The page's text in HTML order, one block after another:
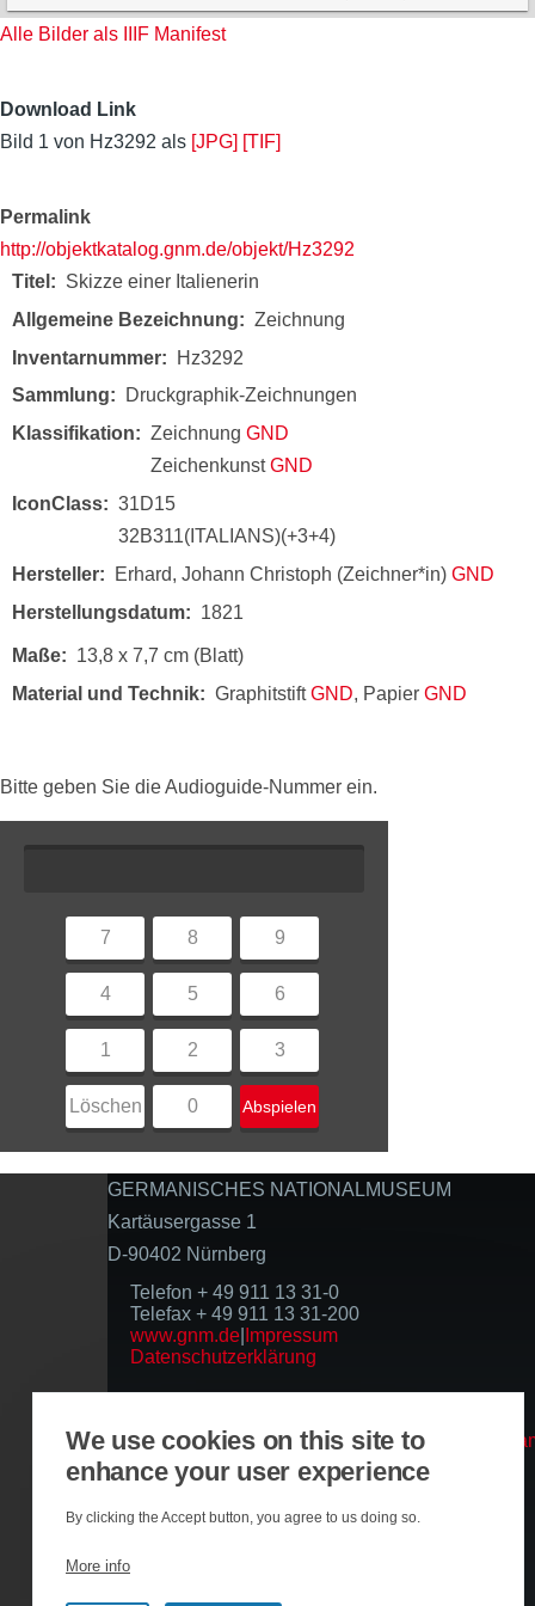
Alle Bilder als IIIF Manifest
Download Link
Bild 1 von Hz3292 als [JPG] [TIF]
Permalink
http://objektkatalog.gnm.de/objekt/Hz3292
Titel
Skizze einer Italienerin
Allgemeine Bezeichnung
Zeichnung
Inventarnummer
Hz3292
Sammlung
Druckgraphik-Zeichnungen
Klassifikation
Zeichnung GND
ZeichenkunstGND
IconClass
31D15
32B311(ITALIANS)(+3+4)
Hersteller
Erhard, Johann Christoph (Zeichner*in) GND
Herstellungsdatum
1821
Maße
13,8 x 7,7 cm (Blatt)
Material und Technik
GraphitstiftGND, Papier GND
Bitte geben Sie die Audioguide-Nummer ein.
7 8 9
4 5 6
1 2 3
Löschen 0 Abspielen
GERMANISCHES NATIONALMUSEUM
Kartäusergasse 1
D-90402 Nürnberg
Telefon + 49 911 13 31-0
Telefax + 49 911 13 31-200
www.gnm.de Impressum
Datenschutzerklärung
Basierend auf der Infrastruktur
We use cookies on this site to
enhance your user experience
By clicking the Accept button, you agree to us doing so.
More info